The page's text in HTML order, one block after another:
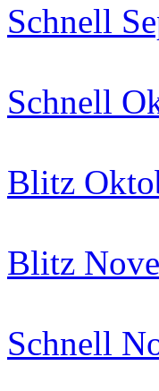
Schnell
Schnell
Blitz
Blitz
Schnell